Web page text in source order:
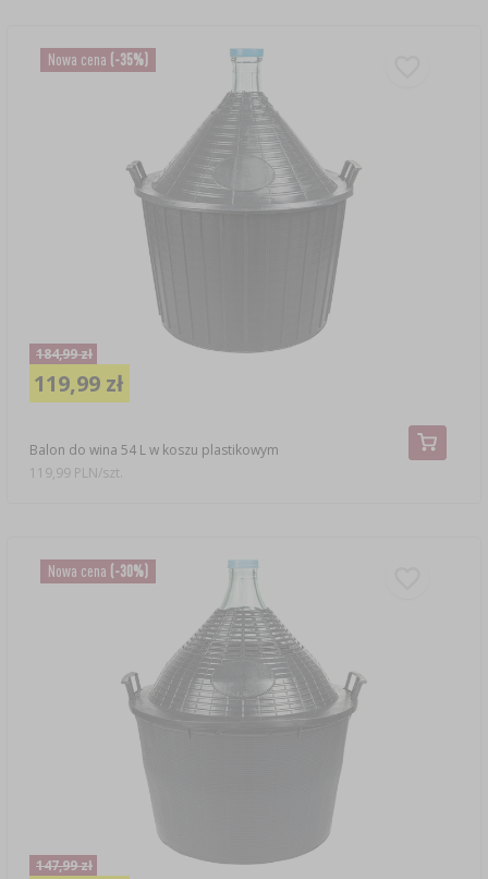
Nowa cena (-35%)
Balon do wina 54 L w koszu plastikowym
184,99 zł
119,99 zł
119,99 PLN/szt.
Nowa cena (-30%)
147,99 zł